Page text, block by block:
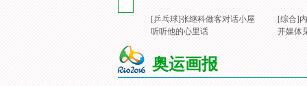
[乒乓球]张继科做客对话小屋
听听他的心里话
[综合]
开媒体
奥运画报